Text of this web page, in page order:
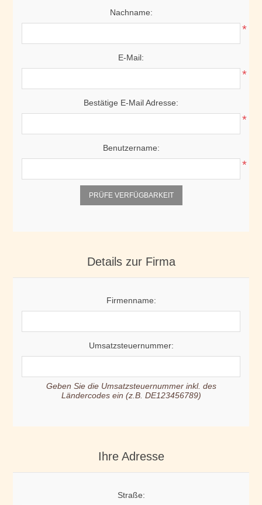
Nachname:
*
E-Mail:
*
Bestätige E-Mail Adresse:
*
Benutzername:
*
PRÜFE VERFÜGBARKEIT
Details zur Firma
Firmenname:
Umsatzsteuernummer:
Geben Sie die Umsatzsteuernummer inkl. des
Ländercodes ein (z.B. DE123456789)
Ihre Adresse
Straße: